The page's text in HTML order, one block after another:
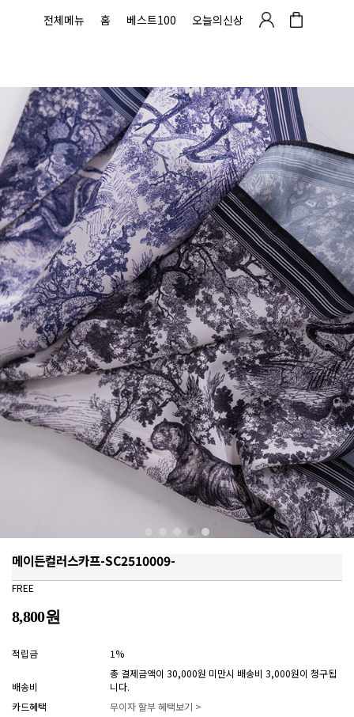
전체메뉴 홈 베스트100 오늘의신상
메이든컬러스카프-SC2510009-
FREE
8,800원
적립금 1%
배송비
총 결제금액이 30,000원 미만시 배송비 3,000원이 청구됩
니다.
카드혜택
무이자 할부 혜택보기 >